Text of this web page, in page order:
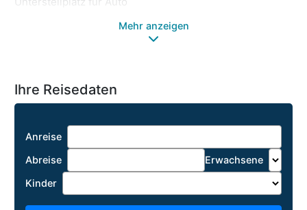
Mehr anzeigen
Ihre Reisedaten
Anreise
Abreise
Erwachsene
Kinder